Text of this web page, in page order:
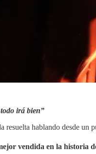
irá bien”
resuelta hablando desde un
vendida en la historia